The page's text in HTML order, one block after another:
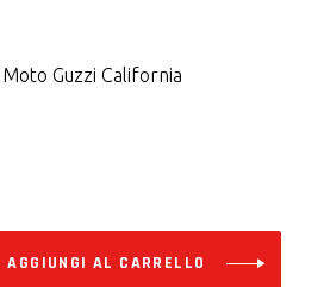
Guzzi California
AGGIUNGI AL CARRELLO